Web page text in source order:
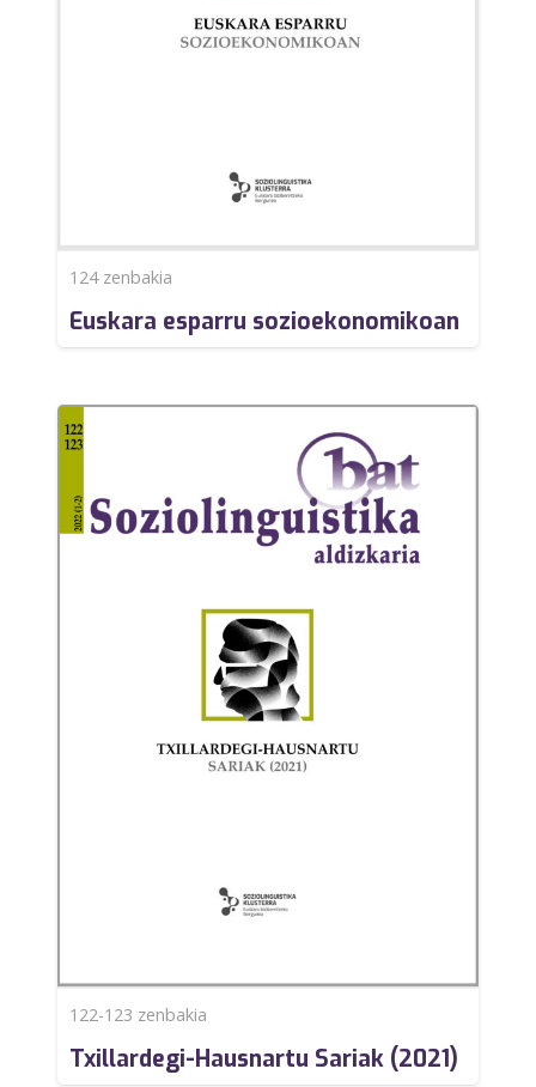
124zenbakia
Euskara esparru sozioekonomikoan
122-123 zenbakia
Txillardegi-Hausnartu Sariak (2021)